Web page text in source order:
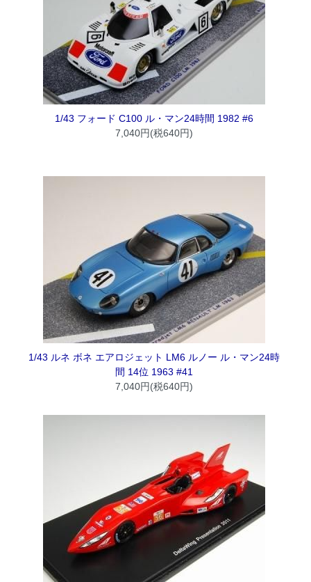
1/43 フォード C100 ル・マン24時間 1982 #6
7,040円(税640円)
1/43 ルネ ボネ エアロジェット LM6 ルノー ル・マン24時
間 14位 1963 #41
7,040円(税640円)